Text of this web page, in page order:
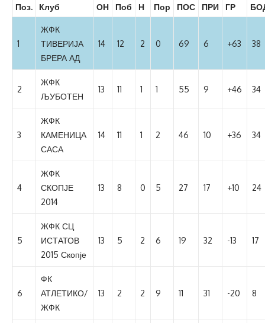
Поз. Клуб ОН Поб Н Пор ПОС ПРИ ГР
1
ЖФК
ТИВЕРИЈА
БРЕРА АД
14 12 2 0 69 6 +63 38
2
ЖФК
ЉУБОТЕН
13 11 1 1 55 9 +46 34
3
ЖФК
КАМЕНИЦА
САСА
14 11 1 2 46 10 +36 34
4
ЖФК
СКОПЈЕ
2014
13 8 0 5 27 17 +10 24
5
ЖФК СЦ
ИСТАТОВ
2015 Скопје
13 5 2 6 19 32 -13 17
6
ФК
АТЛЕТИКО/
ЖФК
13 2 2 9 11 31 -20 8